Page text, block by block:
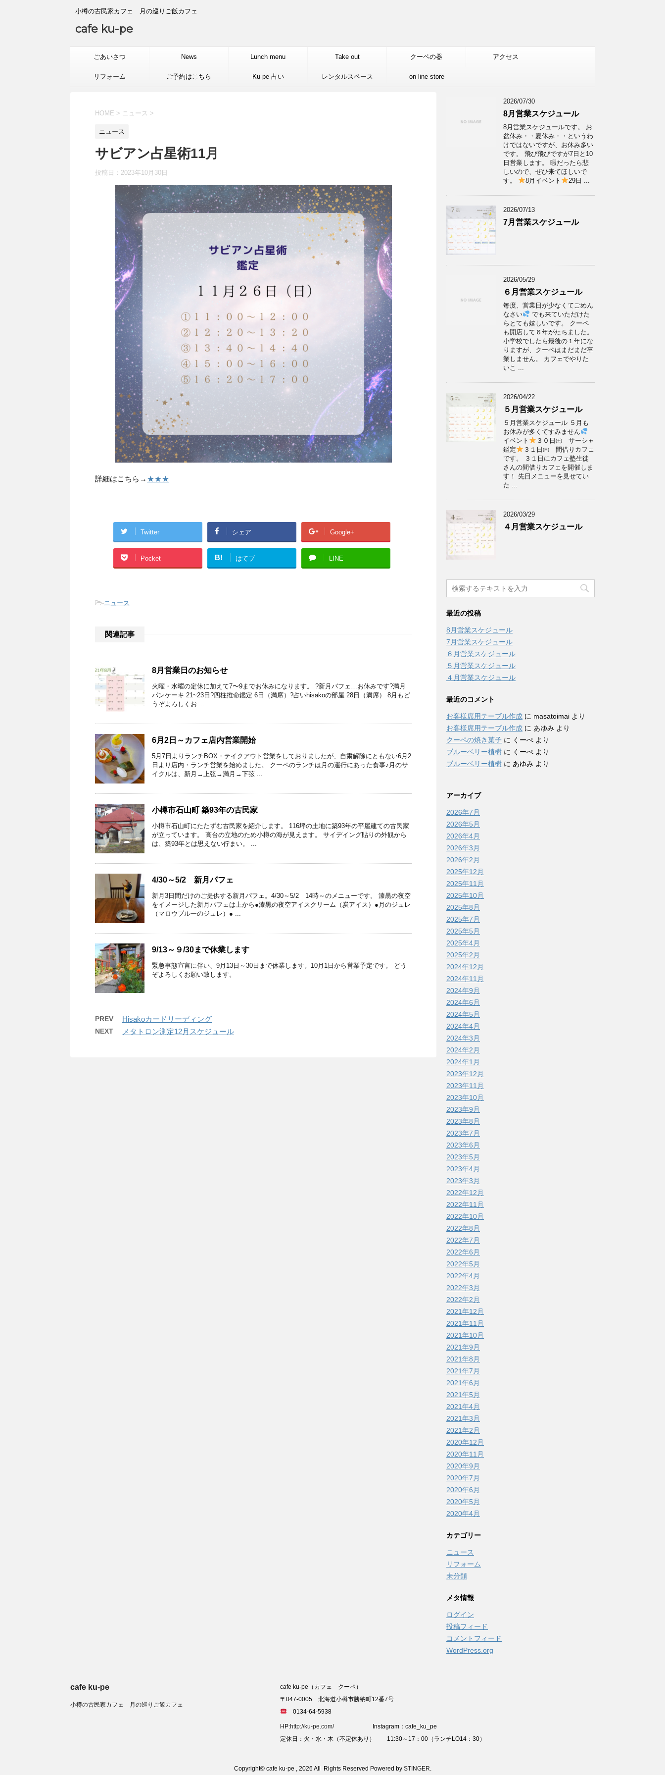
小樽の古民家カフェ 月の巡りご飯カフェ
cafe ku-pe
ごあいさつ News Lunch menu Take out クーペの器 アクセス
リフォーム ご予約はこちら Ku-pe 占い レンタルスペース on line store
HOME > ニュース >
ニュース
サビアン占星術11月
投稿日： 2023年10月30日
詳細はこちら→ ★★★
Twitter シェア Google+
Pocket B! はてブ LINE
-ニュース
関連記事
8月営業日のお知らせ
火曜・水曜の定休に加えて7〜9までお休みになります。 ?新月パフェ…お休みです?満月
パンケーキ 21~23日?四柱推命鑑定 6日（満席）?占いhisakoの部屋 28日（満席） 8月もど
うぞよろしくお ...
6月2日～カフェ店内営業開始
5月7日よりランチBOX・テイクアウト営業をしておりましたが、自粛解除にともない6月2
日より店内・ランチ営業を始めました。 クーペのランチは月の運行にあった食事♪月のサ
イクルは、新月→上弦→満月→下弦 ...
小樽市石山町 築93年の古民家
小樽市石山町にたたずむ古民家を紹介します。 116坪の土地に築93年の平屋建ての古民家
が立っています。 高台の立地のため小樽の海が見えます。 サイデイング貼りの外観から
は、築93年とは思えない佇まい。 ...
4/30～5/2 新月パフェ
新月3日間だけのご提供する新月パフェ。4/30～5/2 14時～のメニューです。 漆黒の夜空
をイメージした新月パフェは上から●漆黒の夜空アイスクリーム（炭アイス）●月のジュレ
（マロウブルーのジュレ）● ...
9/13～９/30まで休業します
緊急事態宣言に伴い、9月13日～30日まで休業します。10月1日から営業予定です。 どう
ぞよろしくお願い致します。
PREV Hisakoカードリーディング
NEXT メタトロン測定12月スケジュール
2026/07/30
8月営業スケジュール
8月営業スケジュールです。 お
盆休み・・夏休み・・というわ
けではないですが、お休み多い
です。 飛び飛びですが7日と10
日営業します。 暇だったら悲
しいので、ぜひ来てほしいで
す。
8月イベント 29日 ...
2026/07/13
7月営業スケジュール
2026/05/29
６月営業スケジュール
毎度、営業日が少なくてごめん
なさい
でも来ていただけた
らとても嬉しいです。 クーペ
も開店して６年がたちました。
小学校でしたら最後の１年にな
りますが、クーペはまだまだ卒
業しません。 カフェでやりた
いこ ...
2026/04/22
５月営業スケジュール
５月営業スケジュール ５月も
お休みが多くてすみません
イベント
３０日㈯ サーシャ
鑑定
３１日㈰ 間借りカフェ
です。 ３１日にカフェ塾生徒
さんの間借りカフェを開催しま
す！ 先日メニューを見せてい
た ...
2026/03/29
４月営業スケジュール
最近の投稿
8月営業スケジュール
7月営業スケジュール
６月営業スケジュール
５月営業スケジュール
４月営業スケジュール
最近のコメント
お客様席用テーブル作成 に masatoimai より
お客様席用テーブル作成 に あゆみ より
クーペの焼き菓子 に くーぺ より
ブルーベリー植樹 に くーぺ より
ブルーベリー植樹 に あゆみ より
アーカイブ
2026年7月
2026年5月
2026年4月
2026年3月
2026年2月
2025年12月
2025年11月
2025年10月
2025年8月
2025年7月
2025年5月
2025年4月
2025年2月
2024年12月
2024年11月
2024年9月
2024年6月
2024年5月
2024年4月
2024年3月
2024年2月
2024年1月
2023年12月
2023年11月
2023年10月
2023年9月
2023年8月
2023年7月
2023年6月
2023年5月
2023年4月
2023年3月
2022年12月
2022年11月
2022年10月
2022年8月
2022年7月
2022年6月
2022年5月
2022年4月
2022年3月
2022年2月
2021年12月
2021年11月
2021年10月
2021年9月
2021年8月
2021年7月
2021年6月
2021年5月
2021年4月
2021年3月
2021年2月
2020年12月
2020年11月
2020年9月
2020年7月
2020年6月
2020年5月
2020年4月
カテゴリー
ニュース
リフォーム
未分類
メタ情報
ログイン
投稿フィード
コメントフィード
WordPress.org
cafe ku-pe（カフェ クーペ）
〒047-0005 北海道小樽市勝納町12番7号
0134-64-5938
HP:http://ku-pe.com/
Instagram：cafe_ku_pe
定休日：火・水・木（不定休あり） 11:30～17：00（ランチLO14：30）
cafe ku-pe
小樽の古民家カフェ 月の巡りご飯カフェ
Copyright© cafe ku-pe , 2026 All Rights Reserved Powered by STINGER.